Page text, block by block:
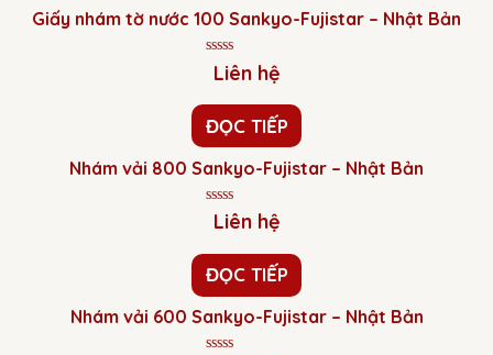
Giấy nhám tờ nước 100 Sankyo-Fujistar – Nhật Bản
Được
xếp
0
5
sao
Liên hệ
ĐỌC TIẾP
Nhám vải 800 Sankyo-Fujistar – Nhật Bản
Được
xếp
0
5
sao
Liên hệ
ĐỌC TIẾP
Nhám vải 600 Sankyo-Fujistar – Nhật Bản